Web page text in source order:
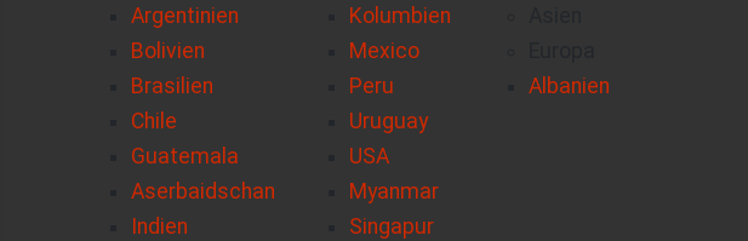
Argentinien
Bolivien
Brasilien
Chile
Guatemala
Kolumbien
Mexico
Peru
Uruguay
USA
Aserbaidschan
Indien
Myanmar
Singapur
Albanien